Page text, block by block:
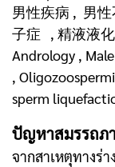
男性疾病 , 男
子症 , 精液液
Andrology ,
,
sperm
ปัญหาสมรรถภ
จากสาเหตุทางร่า